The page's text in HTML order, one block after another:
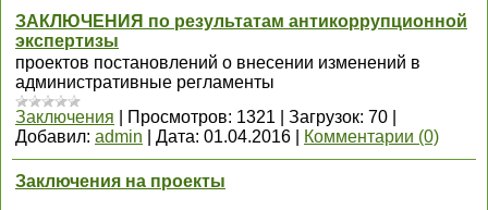
ЗАКЛЮЧЕНИЯ по результатам антикоррупционной
экспертизы
проектов постановлений о внесении изменений в
административные регламенты
Заключения
Просмотров: 1321 Загрузок: 70
Добавил: admin Дата: 01.04.2016 Комментарии (0)
Заключения на проекты